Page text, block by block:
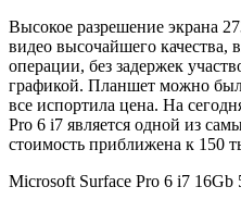
Высокое разрешение экрана
видео высочайшего качества,
операции, без задержек
графикой. Планшет можно
все испортила цена. На
Pro 6 i7 является одной из
стоимость приближена к 150
Microsoft Surface Pro 6 i7 16Gb